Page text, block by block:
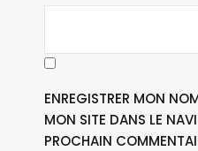
ENREGISTRER MON
MON SITE DANS LE
PROCHAIN